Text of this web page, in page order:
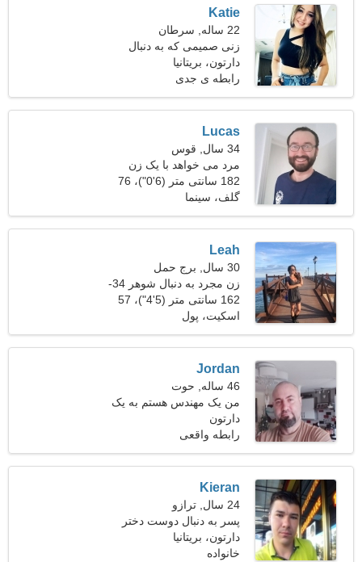
Katie
22 ساله, سرطان
زنی صمیمی که به دنبال
دوستان می گردد
دارتون، بریتانیا
رابطه ی جدی
Lucas
34 سال, قوس
مرد می خواهد با یک زن
ملاقات کند 22-29
182 سانتی متر (6'0")، 76
کیلوگرم (167 پوند)
گلف، سینما
Leah
30 سال, برج حمل
زن مجرد به دنبال شوهر 34-
37
162 سانتی متر (5'4")، 57
کیلوگرم (125 پوند)
اسکیت، پول
Jordan
46 ساله, حوت
من یک مهندس هستم به یک
خانم پرشور نیازمندم
دارتون
رابطه واقعی
Kieran
24 سال, ترازو
پسر به دنبال دوست دختر
است
دارتون، بریتانیا
خانواده